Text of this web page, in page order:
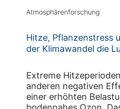
Atmosphärenforschung
Hitze, Pflanzenstress
der Klimawandel die
Extreme
anderen negativen
einer erhöhten